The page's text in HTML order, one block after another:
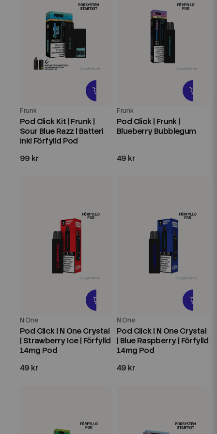
Frunk
Pod Click Kit | Frunk |
Sour Blue Razz | Batteri
inkl Förfylld Pod
99 kr
Frunk
Pod Click | Frunk |
Blueberry Bubblegum
49 kr
N One
Pod Click | N One Crystal
| Strawberry Ice | Förfylld
14mg Pod
49 kr
N One
Pod Click | N One Crystal
| Blue Raspberry | Förfylld
14mg Pod
49 kr